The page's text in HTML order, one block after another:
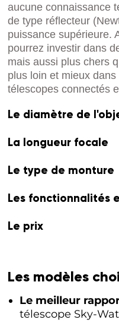
aucune connaissance
de type réflecteur
puissance supérieure.
pourrez investir dans
mais aussi plus chers
plus loin et mieux dans
télescopes connectés
Le diamètre de
La longueur focale
Le type de monture
Les fonctionnalités
Le prix
Les modèles
Le meilleur
télescope Sky-